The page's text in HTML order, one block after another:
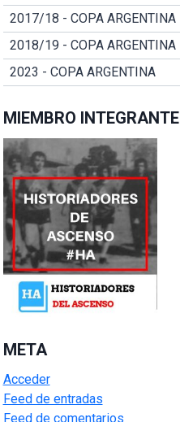
2017/18 - COPA ARGENTINA
2018/19 - COPA ARGENTINA
2023 - COPA ARGENTINA
MIEMBRO INTEGRANTE
META
Acceder
Feed de entradas
Feed de comentarios